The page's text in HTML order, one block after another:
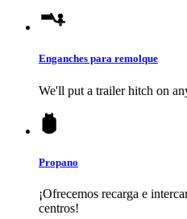
Enganches para remolque
We'll put a trailer hitch on
Propano
¡Ofrecemos recarga e
centros!